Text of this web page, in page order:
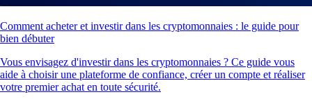
Comment acheter et investir dans les cryptomonnaies : le guide pour
bien débuter
Vous envisagez d'investir dans les cryptomonnaies ? Ce guide vous
aide à choisir une plateforme de confiance, créer un compte et réaliser
votre premier achat en toute sécurité.